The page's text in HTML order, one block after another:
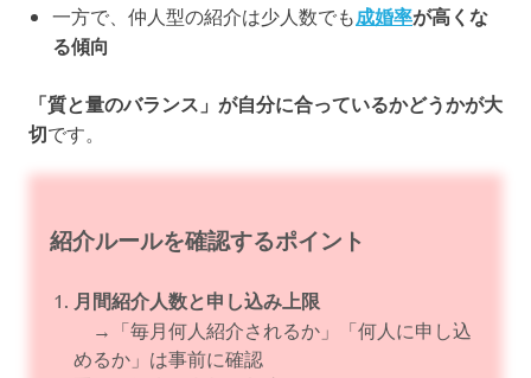
一方で、仲人型の紹介は少人数でも成婚率が高くな
る傾向
「質と量のバランス」が自分に合っているかどうかが大
切です。
紹介ルールを確認するポイント
月間紹介人数と申し込み上限
→「毎月何人紹介されるか」「何人に申し込
めるか」は事前に確認